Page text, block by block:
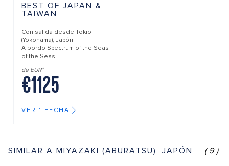
BEST OF JAPAN &
TAIWAN
Con salida desde Tokio
(Yokohama), Japón
A bordo Spectrum of the Seas
of the Seas
de EUR*
€1125
VER 1 FECHA
SIMILAR A MIYAZAKI (ABURATSU), JAPÓN (9)